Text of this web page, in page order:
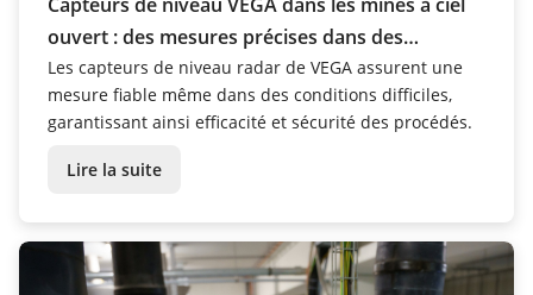
ouvert : des mesures précises dans des
conditions difficiles grâce au radar 80 GHz
Les capteurs de niveau radar de VEGA assurent une
mesure fiable même dans des conditions difficiles,
garantissant ainsi efficacité et sécurité des procédés.
Lire la suite